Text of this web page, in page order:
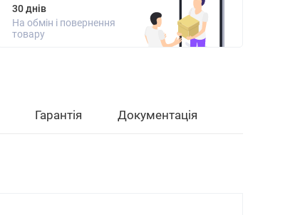
30 днів
На обмін і повернення
товару
Гарантія Документація